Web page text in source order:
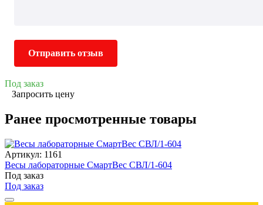
Отправить отзыв
Под заказ
Запросить цену
Ранее просмотренные товары
Артикул: 1161
Весы лабораторные СмартВес СВЛ/1-604
Под заказ
Под заказ